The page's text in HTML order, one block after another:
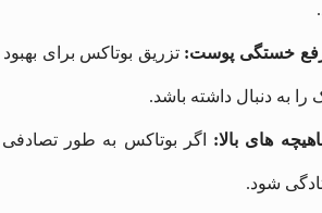
رفع خستگی پوست: تزریق بوتاکس برای
را به دنبال داشته باشد.
های بالا: اگر بوتاکس به طور
شود.